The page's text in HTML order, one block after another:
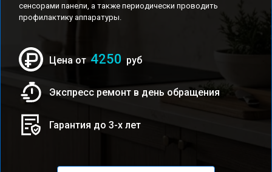
сенсорами панели, а также периодически проводить
профилактику аппаратуры.
Цена от 4250 руб
Экспресс ремонт в день обращения
Гарантия до 3-х лет